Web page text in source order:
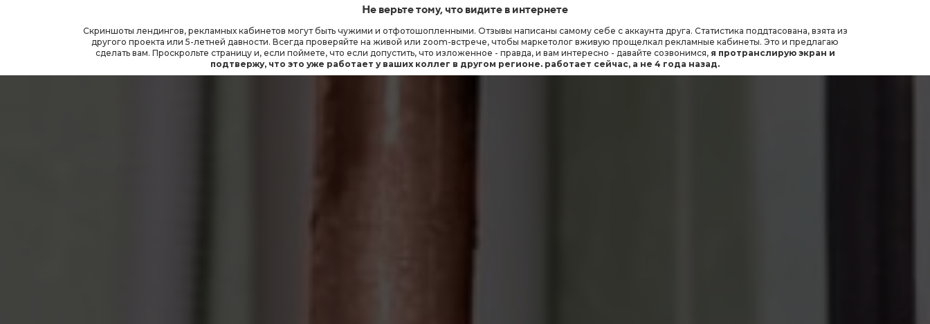
Не верьте тому, что видите в интернете
Скриншоты лендингов, рекламных кабинетов могут быть чужими и отфотошопленными. Отзывы написаны самому себе с аккаунта друга. Статистика поддтасована, взята из
другого проекта или 5-летней давности. Всегда проверяйте на живой или zoom-встрече, чтобы маркетолог вживую прощелкал рекламные кабинеты. Это и предлагаю
сделать вам. Проскрольте страницу и, если поймете, что если допустить, что изложенное - правда, и вам интересно - давайте созвонимся, я протранслирую экран и
подтвержу, что это уже работает у ваших коллег в другом регионе. работает сейчас, а не 4 года назад.